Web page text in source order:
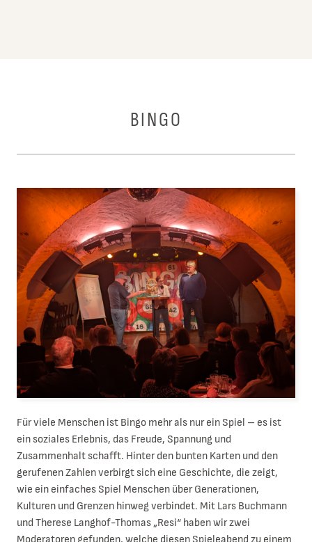
BINGO
Für viele Menschen ist Bingo mehr als nur ein Spiel – es ist
ein soziales Erlebnis, das Freude, Spannung und
Zusammenhalt schafft. Hinter den bunten Karten und den
gerufenen Zahlen verbirgt sich eine Geschichte, die zeigt,
wie ein einfaches Spiel Menschen über Generationen,
Kulturen und Grenzen hinweg verbindet. Mit Lars Buchmann
und Therese Langhof-Thomas „Resi“ haben wir zwei
Moderatoren gefunden, welche diesen Spieleabend zu einem